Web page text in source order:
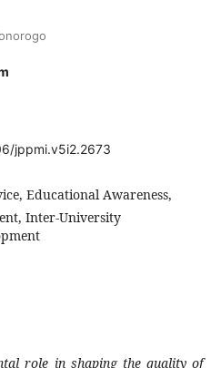
jppmi.v5i2.2673
Educational Awareness,
Inter-University
role in shaping the quality of